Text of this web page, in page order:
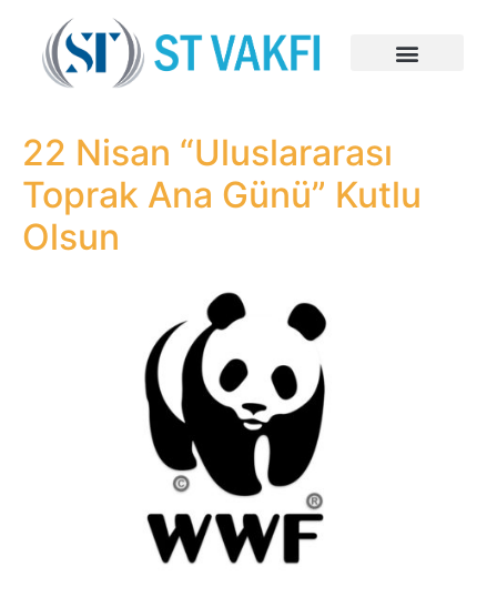
22 Nisan “Uluslararası
Toprak Ana Günü” Kutlu
Olsun